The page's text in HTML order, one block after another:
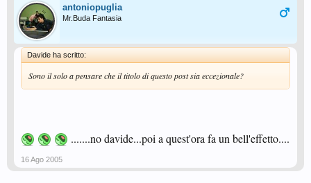
antoniopuglia
Mr.Buda Fantasia
Davide ha scritto:
Sono il solo a pensare che il titolo di questo post sia eccezionale?
.......no davide...poi a quest'ora fa un bell'effetto....
16 Ago 2005